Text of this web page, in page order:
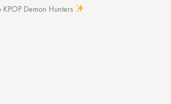
Demon Hunters